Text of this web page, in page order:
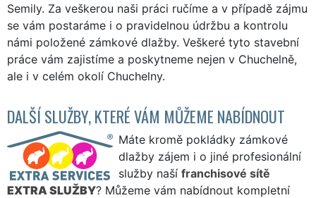
Semily. Za veškerou naši práci ručíme a v případě zájmu
se vám postaráme i o pravidelnou údržbu a kontrolu
námi položené zámkové dlažby. Veškeré tyto stavební
práce vám zajistíme a poskytneme nejen v Chuchelně,
ale i v celém okolí Chuchelny.
DALŠÍ SLUŽBY, KTERÉ VÁM MŮŽEME NABÍDNOUT
Máte kromě pokládky zámkové
dlažby zájem i o jiné profesionální
služby naší franchisové sítě
EXTRA SLUŽBY? Můžeme vám nabídnout kompletní